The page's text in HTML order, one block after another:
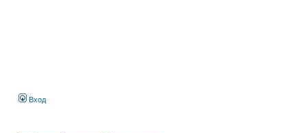
Вход